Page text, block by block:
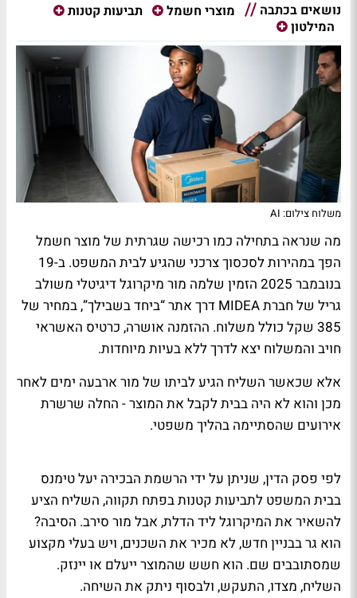
נושאים בכתבה מוצרי חשמל
תביעות קטנות
המילטון
משלוח צילום: AI
מה שנראה בתחילה כמו רכישה שגרתית של מוצר חשמל
הפך במהירות לסכסוך צרכני שהגיע לבית המשפט. ב-19
בנובמבר 2025 הזמין שלמה מור מיקרוגל דיגיטלי משולב
גריל של חברת MIDEA דרך אתר “ביחד בשבילך”, במחיר של
385 שקל כולל משלוח. ההזמנה אושרה, כרטיס האשראי
חויב והמשלוח יצא לדרך ללא בעיות מיוחדות.
אלא שכאשר השליח הגיע לביתו של מור ארבעה ימים לאחר
מכן והוא לא היה בבית לקבל את המוצר - החלה שרשרת
אירועים שהסתיימה בהליך משפטי.
לפי פסק הדין, שניתן על ידי הרשמת הבכירה יעל טימנס
בבית המשפט לתביעות קטנות בפתח תקווה, השליח הציע
להשאיר את המיקרוגל ליד הדלת, אבל מור סירב. הסיבה?
הוא גר בבניין חדש, לא מכיר את השכנים, ויש בעלי מקצוע
שמסתובבים שם. הוא חשש שהמוצר ייעלם או יינזק.
השליח, מצדו, התעקש, ולבסוף ניתק את השיחה.